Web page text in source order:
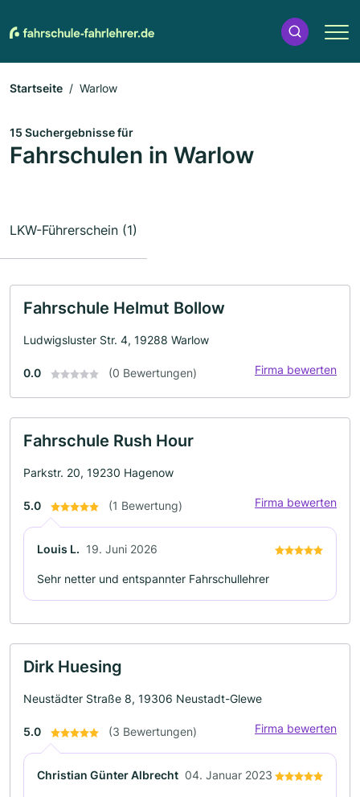
Startseite Warlow
15 Suchergebnisse für
Fahrschulen in Warlow
LKW-Führerschein (1)
Fahrschule Helmut Bollow
Ludwigsluster Str. 4, 19288 Warlow
0.0 (0 Bewertungen) Firma bewerten
Fahrschule Rush Hour
Parkstr. 20, 19230 Hagenow
5.0 (1 Bewertung) Firma bewerten
Louis L. 19. Juni 2026
Sehr netter und entspannter Fahrschullehrer
Dirk Huesing
Neustädter Straße 8, 19306 Neustadt-Glewe
5.0 (3 Bewertungen) Firma bewerten
Christian Günter Albrecht 04. Januar 2023